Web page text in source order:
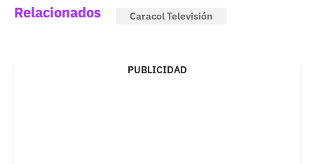
Relacionados Caracol Televisión
PUBLICIDAD